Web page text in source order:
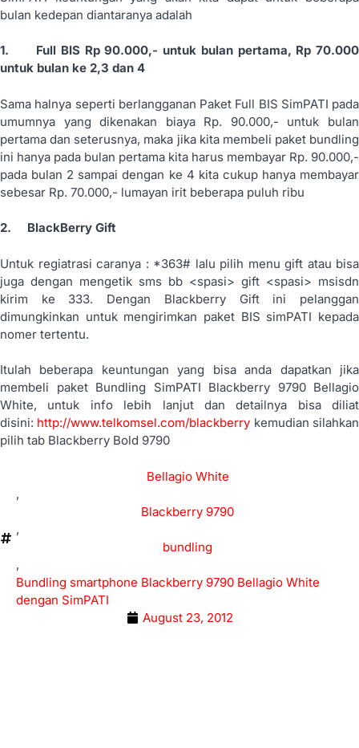
bulan kedepan diantaranya adalah
1. Full BIS Rp 90.000,- untuk bulan pertama, Rp 70.000
untuk bulan ke 2,3 dan 4
Sama halnya seperti berlangganan Paket Full BIS SimPATI pada
umumnya yang dikenakan biaya Rp. 90.000,- untuk bulan
pertama dan seterusnya, maka jika kita membeli paket bundling
ini hanya pada bulan pertama kita harus membayar Rp. 90.000,-
pada bulan 2 sampai dengan ke 4 kita cukup hanya membayar
sebesar Rp. 70.000,- lumayan irit beberapa puluh ribu
2. BlackBerry Gift
Untuk regiatrasi caranya : *363# lalu pilih menu gift atau bisa
juga dengan mengetik sms bb <spasi> gift <spasi> msisdn
kirim ke 333. Dengan Blackberry Gift ini pelanggan
dimungkinkan untuk mengirimkan paket BIS simPATI kepada
nomer tertentu.
Itulah beberapa keuntungan yang bisa anda dapatkan jika
membeli paket Bundling SimPATI Blackberry 9790 Bellagio
White, untuk info lebih lanjut dan detailnya bisa diliat
disini: http://www.telkomsel.com/blackberry kemudian silahkan
pilih tab Blackberry Bold 9790
Bellagio White
,
Blackberry 9790
,
bundling
,
Bundling smartphone Blackberry 9790 Bellagio White
dengan SimPATI
August 23, 2012